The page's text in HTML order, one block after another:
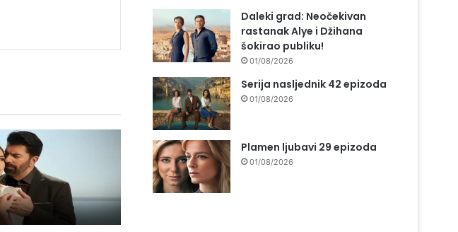
Daleki grad: Neočekivan
rastanak Alye i Džihana
šokirao publiku!
01/08/2026
Serija nasljednik 42 epizoda
01/08/2026
Plamen ljubavi 29 epizoda
01/08/2026